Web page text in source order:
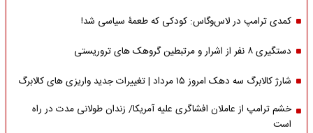
کمدی ترامپ در لاس‌وگاس: کودکی که طعمۀ سیاسی شد!
دستگیری ۸ نفر از اشرار و مرتبطین گروهک های تروریستی
شارژ کالابرگ سه دهک امروز ۱۵ مرداد | تغییرات جدید واریزی های کالابرگ
خشم ترامپ از عاملان افشاگری‌ علیه آمریکا/ زندان طولانی مدت در راه
است